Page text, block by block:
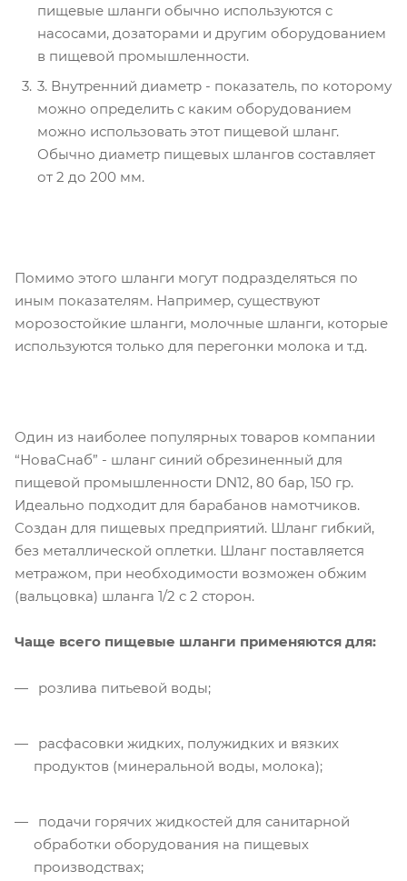
пищевые шланги обычно используются с
насосами, дозаторами и другим оборудованием
в пищевой промышленности.
3. Внутренний диаметр - показатель, по которому
можно определить с каким оборудованием
можно использовать этот пищевой шланг.
Обычно диаметр пищевых шлангов составляет
от 2 до 200 мм.
Помимо этого шланги могут подразделяться по
иным показателям. Например, существуют
морозостойкие шланги, молочные шланги, которые
используются только для перегонки молока и т.д.
Один из наиболее популярных товаров компании
“НоваСнаб” - шланг синий обрезиненный для
пищевой промышленности DN12, 80 бар, 150 гр.
Идеально подходит для барабанов намотчиков.
Создан для пищевых предприятий. Шланг гибкий,
без металлической оплетки. Шланг поставляется
метражом, при необходимости возможен обжим
(вальцовка) шланга 1/2 с 2 сторон.
Чаще всего пищевые шланги применяются для:
розлива питьевой воды;
расфасовки жидких, полужидких и вязких
продуктов (минеральной воды, молока);
подачи горячих жидкостей для санитарной
обработки оборудования на пищевых
производствах;